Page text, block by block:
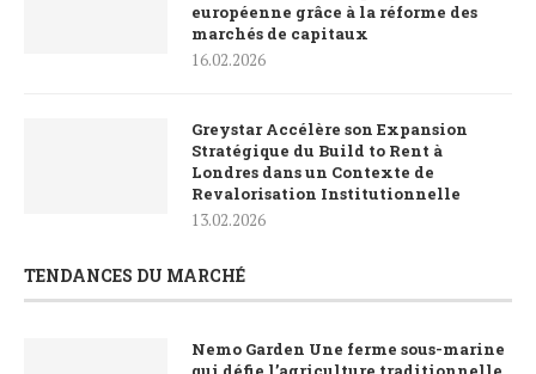
européenne grâce à la réforme des
marchés de capitaux
16.02.2026
Greystar Accélère son Expansion
Stratégique du Build to Rent à
Londres dans un Contexte de
Revalorisation Institutionnelle
13.02.2026
TENDANCES DU MARCHÉ
Nemo Garden Une ferme sous-marine